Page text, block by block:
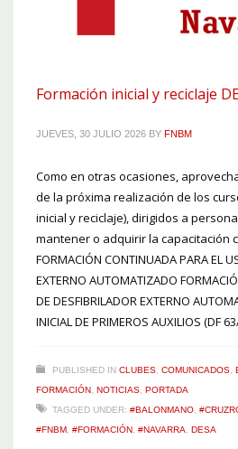
Formación inicial y reciclaje
JUEVES, 30 JULIO 2026 BY FNBM
Como en otras ocasiones,
de la próxima realización de los
inicial y reciclaje), dirigidos a
mantener o adquirir la capacitación
FORMACIÓN CONTINUADA PARA EL
EXTERNO AUTOMATIZADO
DE DESFIBRILADOR EXTERNO
INICIAL DE PRIMEROS AUXILIOS (DF
PUBLISHED IN CLUBES COMUNICADOS
FORMACIÓN NOTICIAS PORTADA
TAGGED UNDER: #BALONMANO
#FNBM #FORMACIÓN #NAVARRA DESA